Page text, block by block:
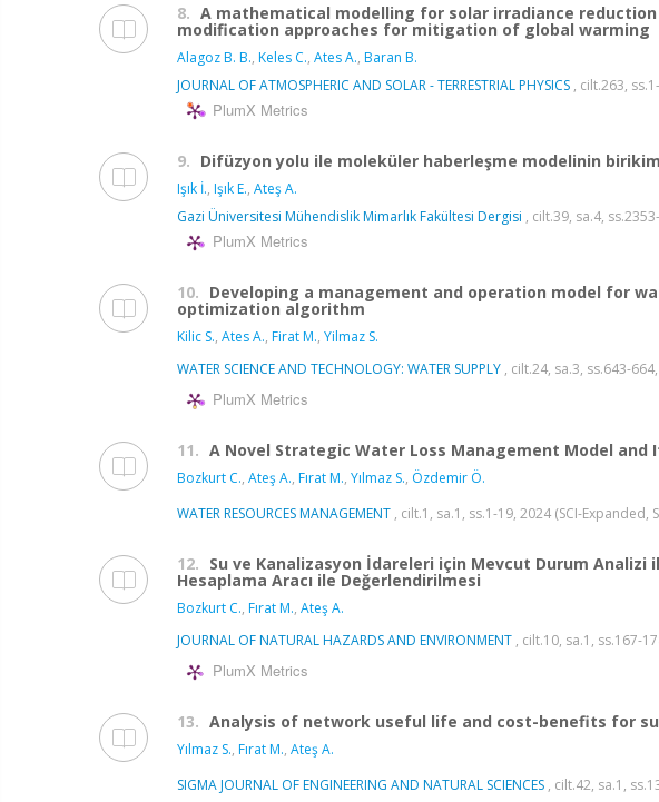
8. A mathematical modelling for solar irradiance
modification approaches for mitigation of global warming
Alagoz B. B., Keles C., Ates A., Baran B.
JOURNAL OF ATMOSPHERIC AND SOLAR - TERRESTRIAL PHYSICS , cilt.263,
PlumX Metrics
9. Difüzyon yolu ile moleküler haberleşme modelinin
Işık İ., Işık E., Ateş A.
Gazi Üniversitesi Mühendislik Mimarlık Fakültesi Dergisi , cilt.39, sa.4,
PlumX Metrics
10. Developing a management and operation model for
optimization algorithm
Kilic S., Ates A., Firat M., Yilmaz S.
WATER SCIENCE AND TECHNOLOGY: WATER SUPPLY , cilt.24, sa.3, ss.643-
PlumX Metrics
11. A Novel Strategic Water Loss Management Model
Bozkurt C., Ateş A., Fırat M., Yılmaz S., Özdemir Ö.
WATER RESOURCES MANAGEMENT , cilt.1, sa.1, ss.1-19, 2024 (SCI-Expanded,
12. Su ve Kanalizasyon İdareleri için Mevcut Durum
Hesaplama Aracı ile Değerlendirilmesi
Bozkurt C., Fırat M., Ateş A.
JOURNAL OF NATURAL HAZARDS AND ENVIRONMENT , cilt.10, sa.1, ss.167-
PlumX Metrics
13. Analysis of network useful life and cost-benefits for
Yılmaz S., Fırat M., Ateş A.
SIGMA JOURNAL OF ENGINEERING AND NATURAL SCIENCES , cilt.42, sa.1,